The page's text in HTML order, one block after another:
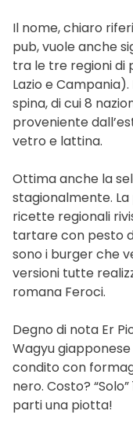
Il nome, chiaro
pub, vuole anche
tra le tre regioni di
Lazio e
spina, di cui 8
proveniente
vetro e lattina.
Ottima anche la
stagionalmente.
ricette regionali
tartare con pesto
sono i burger che
versioni tutte
romana Feroci.
Degno di nota Er
Wagyu
condito con
nero. Costo?
parti una piotta!